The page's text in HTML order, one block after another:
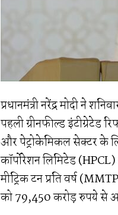
प्रधानमंत्री नरेंद्र मोदी ने
पहली ग्रीनफील्ड इंटीग्रेटेड
और पेट्रोकेमिकल सेक्टर के
कॉर्पोरेशन लिमिटेड
मीट्रिक टन प्रति वर्ष
को 79,450 करोड़ रुपये से